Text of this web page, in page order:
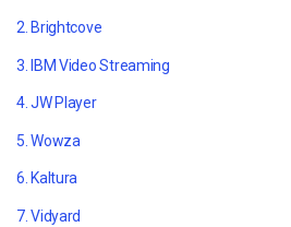
2. Brightcove
3. IBM Video Streaming
4. JW Player
5. Wowza
6. Kaltura
7. Vidyard